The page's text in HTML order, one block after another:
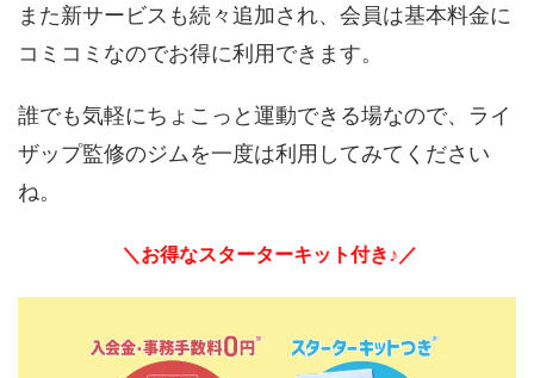
また新サービスも続々追加され、会員は基本料金に
コミコミなのでお得に利用できます。
誰でも気軽にちょこっと運動できる場なので、ライ
ザップ監修のジムを一度は利用してみてください
ね。
＼お得なスターターキット付き♪／